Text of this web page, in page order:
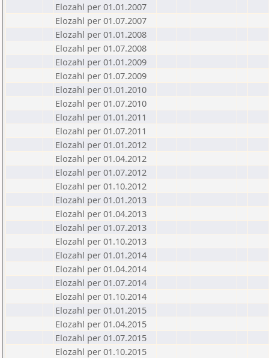
Elozahl per 01.01.2007
Elozahl per 01.07.2007
Elozahl per 01.01.2008
Elozahl per 01.07.2008
Elozahl per 01.01.2009
Elozahl per 01.07.2009
Elozahl per 01.01.2010
Elozahl per 01.07.2010
Elozahl per 01.01.2011
Elozahl per 01.07.2011
Elozahl per 01.01.2012
Elozahl per 01.04.2012
Elozahl per 01.07.2012
Elozahl per 01.10.2012
Elozahl per 01.01.2013
Elozahl per 01.04.2013
Elozahl per 01.07.2013
Elozahl per 01.10.2013
Elozahl per 01.01.2014
Elozahl per 01.04.2014
Elozahl per 01.07.2014
Elozahl per 01.10.2014
Elozahl per 01.01.2015
Elozahl per 01.04.2015
Elozahl per 01.07.2015
Elozahl per 01.10.2015